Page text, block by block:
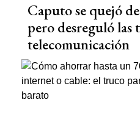
Caputo se quejó
pero desreguló las
telecomunicación